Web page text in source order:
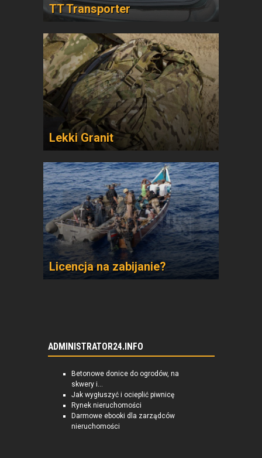
TT Transporter
Lekki Granit
Licencja na zabijanie?
ADMINISTRATOR24.INFO
Betonowe donice do ogrodów, na
skwery i...
Jak wygłuszyć i ocieplić piwnicę
Rynek nieruchomości
Darmowe ebooki dla zarządców
nieruchomości